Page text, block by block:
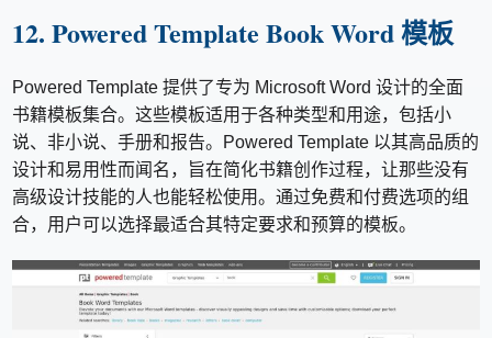
12. Powered Template Book Word 模板
Powered Template 提供了专为 Microsoft Word 设计的全面
书籍模板集合。这些模板适用于各种类型和用途，包括小
说、非小说、手册和报告。Powered Template 以其高品质的
设计和易用性而闻名，旨在简化书籍创作过程，让那些没有
高级设计技能的人也能轻松使用。通过免费和付费选项的组
合，用户可以选择最适合其特定要求和预算的模板。